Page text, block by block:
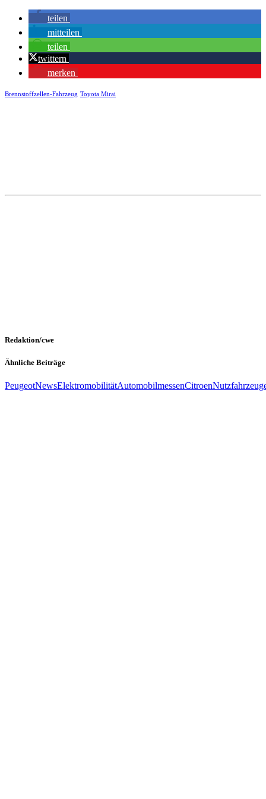
teilen
mitteilen
teilen
twittern
merken
Brennstoffzellen-Fahrzeug Toyota Mirai
Redaktion/cwe
Ähnliche Beiträge
PeugeotNewsElektromobilitätAutomobilmessenCitroen